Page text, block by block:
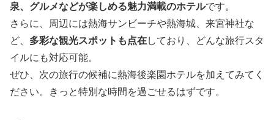
泉、グルメなどが楽しめる魅力満載のホテルです。
さらに、周辺には熱海サンビーチや熱海城、来宮神社な
ど、 多彩な観光スポットも点在しており、どんな旅行スタ
イルにも対応可能。
ぜひ、次の旅行の候補に熱海後楽園ホテルを加えてみてく
ださい。きっと特別な時間を過ごせるはずです。